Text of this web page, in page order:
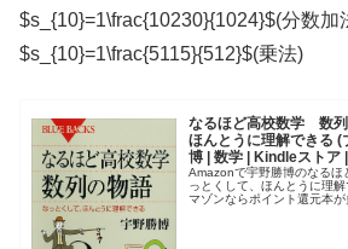
$s_{10}=1\frac{10230}{1024}$(分数加
$s_{10}=1\frac{5115}{512}$(乗法)
なるほど高校数学 数
ほんとうに理解できる (
博 | 数学 | Kindleストア
Amazonで宇野勝博のなる
っとくして、ほんとうに理
マゾンならポイント還元本が